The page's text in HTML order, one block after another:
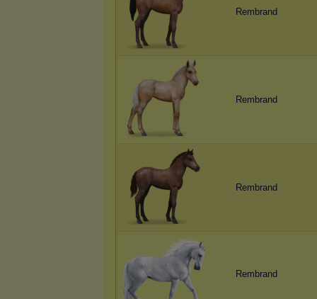
Rembrand
Rembrand
Rembrand
Rembrand